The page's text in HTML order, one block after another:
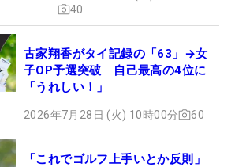
40
古家翔香がタイ記録の「63」→女
子OP予選突破 自己最高の4位に
「うれしい！」
2026年7月28日 (火) 10時00分 60
「これでゴルフ上手いとか反則」